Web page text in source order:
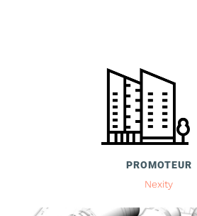
PROMOTEUR
Nexity